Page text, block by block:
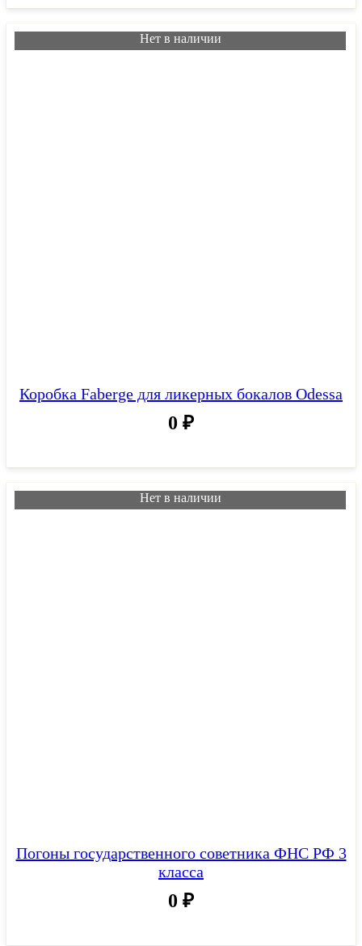
Коробка Faberge для ликерных бокалов Odessa
0 ₽
Нет в наличии
Погоны государственного советника ФНС РФ 3
класса
0 ₽
Нет в наличии